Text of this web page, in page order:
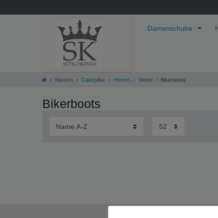
Damenschuhe
Marken Caterpillar Herren Stiefel Bikerboots
Bikerboots